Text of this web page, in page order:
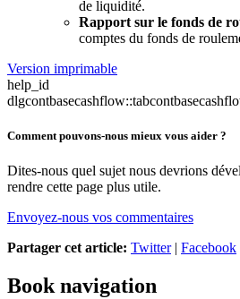
de liquidité.
Rapport sur le fonds de
comptes du fonds de
Version imprimable
help_id
Comment pouvons-nous mieux vous aider ?
Dites-nous quel sujet nous devrions
rendre cette page plus utile.
Envoyez-nous vos commentaires
Partager cet article: Twitter| Facebook
Book navigation